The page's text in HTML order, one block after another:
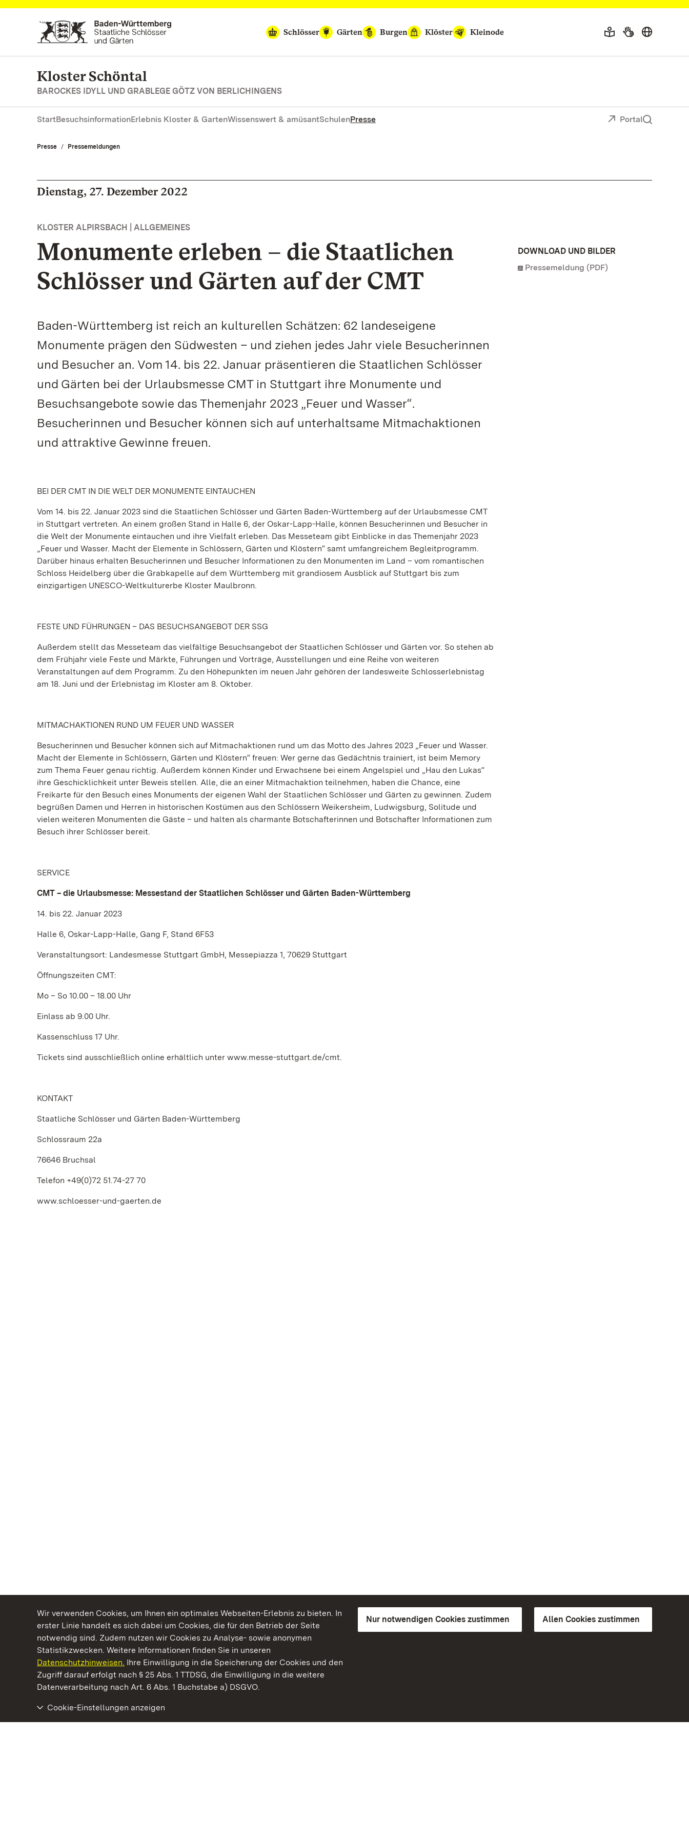
Wir verwenden Cookies, um Ihnen ein optimales Webseiten-Erlebnis zu bieten. In
erster Linie handelt es sich dabei um Cookies, die für den Betrieb der Seite
notwendig sind. Zudem nutzen wir Cookies zu Analyse- sowie anonymen
Statistikzwecken. Weitere Informationen finden Sie in unseren
Datenschutzhinweisen. Ihre Einwilligung in die Speicherung der Cookies und den
Zugriff darauf erfolgt nach § 25 Abs. 1 TTDSG, die Einwilligung in die weitere
Datenverarbeitung nach Art. 6 Abs. 1 Buchstabe a) DSGVO.
Nur notwendigen Cookies zustimmen Allen Cookies zustimmen
Cookie-Einstellungen anzeigen
Zum Hauptinhalt springen
Schlösser
Gärten Burgen Klöster Kleinode
Kloster Schöntal
BAROCKES IDYLL UND GRABLEGE GÖTZ VON BERLICHINGENS
StartBesuchsinformationErlebnis Kloster & GartenWissenswert & amüsantSchulenPresse Portal
Presse Pressemeldungen
Dienstag, 27. Dezember 2022
KLOSTER ALPIRSBACH | ALLGEMEINES
Monumente erleben – die Staatlichen
Schlösser und Gärten auf der CMT
Baden-Württemberg ist reich an kulturellen Schätzen: 62 landeseigene
Monumente prägen den Südwesten – und ziehen jedes Jahr viele Besucherinnen
und Besucher an. Vom 14. bis 22. Januar präsentieren die Staatlichen Schlösser
und Gärten bei der Urlaubsmesse CMT in Stuttgart ihre Monumente und
Besuchsangebote sowie das Themenjahr 2023 „Feuer und Wasser“.
Besucherinnen und Besucher können sich auf unterhaltsame Mitmachaktionen
und attraktive Gewinne freuen.
BEI DER CMT IN DIE WELT DER MONUMENTE EINTAUCHEN
Vom 14. bis 22. Januar 2023 sind die Staatlichen Schlösser und Gärten Baden-Württemberg auf der Urlaubsmesse CMT
in Stuttgart vertreten. An einem großen Stand in Halle 6, der Oskar-Lapp-Halle, können Besucherinnen und Besucher in
die Welt der Monumente eintauchen und ihre Vielfalt erleben. Das Messeteam gibt Einblicke in das Themenjahr 2023
„Feuer und Wasser. Macht der Elemente in Schlössern, Gärten und Klöstern“ samt umfangreichem Begleitprogramm.
Darüber hinaus erhalten Besucherinnen und Besucher Informationen zu den Monumenten im Land – vom romantischen
Schloss Heidelberg über die Grabkapelle auf dem Württemberg mit grandiosem Ausblick auf Stuttgart bis zum
einzigartigen UNESCO-Weltkulturerbe Kloster Maulbronn.
FESTE UND FÜHRUNGEN – DAS BESUCHSANGEBOT DER SSG
Außerdem stellt das Messeteam das vielfältige Besuchsangebot der Staatlichen Schlösser und Gärten vor. So stehen ab
dem Frühjahr viele Feste und Märkte, Führungen und Vorträge, Ausstellungen und eine Reihe von weiteren
Veranstaltungen auf dem Programm. Zu den Höhepunkten im neuen Jahr gehören der landesweite Schlosserlebnistag
am 18. Juni und der Erlebnistag im Kloster am 8. Oktober.
MITMACHAKTIONEN RUND UM FEUER UND WASSER
Besucherinnen und Besucher können sich auf Mitmachaktionen rund um das Motto des Jahres 2023 „Feuer und Wasser.
Macht der Elemente in Schlössern, Gärten und Klöstern“ freuen: Wer gerne das Gedächtnis trainiert, ist beim Memory
zum Thema Feuer genau richtig. Außerdem können Kinder und Erwachsene bei einem Angelspiel und „Hau den Lukas“
ihre Geschicklichkeit unter Beweis stellen. Alle, die an einer Mitmachaktion teilnehmen, haben die Chance, eine
Freikarte für den Besuch eines Monuments der eigenen Wahl der Staatlichen Schlösser und Gärten zu gewinnen. Zudem
begrüßen Damen und Herren in historischen Kostümen aus den Schlössern Weikersheim, Ludwigsburg, Solitude und
vielen weiteren Monumenten die Gäste – und halten als charmante Botschafterinnen und Botschafter Informationen zum
Besuch ihrer Schlösser bereit.
SERVICE
CMT – die Urlaubsmesse: Messestand der Staatlichen Schlösser und Gärten Baden-Württemberg
14. bis 22. Januar 2023
Halle 6, Oskar-Lapp-Halle, Gang F, Stand 6F53
Veranstaltungsort: Landesmesse Stuttgart GmbH, Messepiazza 1, 70629 Stuttgart
Öffnungszeiten CMT:
Mo – So 10.00 – 18.00 Uhr
Einlass ab 9.00 Uhr.
Kassenschluss 17 Uhr.
Tickets sind ausschließlich online erhältlich unter www.messe-stuttgart.de/cmt.
KONTAKT
Staatliche Schlösser und Gärten Baden-Württemberg
Schlossraum 22a
76646 Bruchsal
Telefon +49(0)72 51.74-27 70
www.schloesser-und-gaerten.de
DOWNLOAD UND BILDER
Pressemeldung (PDF)
Kommen. Staunen. Genießen.